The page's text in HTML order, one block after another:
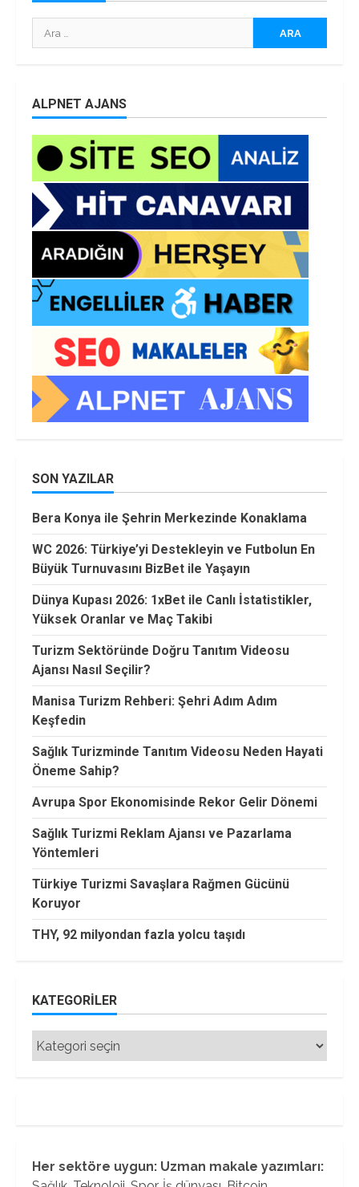
Arama:
ALPNET AJANS
SON YAZILAR
Bera Konya ile Şehrin Merkezinde Konaklama
WC 2026: Türkiye’yi Destekleyin ve Futbolun En
Büyük Turnuvasını BizBet ile Yaşayın
Dünya Kupası 2026: 1xBet ile Canlı İstatistikler,
Yüksek Oranlar ve Maç Takibi
Turizm Sektöründe Doğru Tanıtım Videosu
Ajansı Nasıl Seçilir?
Manisa Turizm Rehberi: Şehri Adım Adım
Keşfedin
Sağlık Turizminde Tanıtım Videosu Neden Hayati
Öneme Sahip?
Avrupa Spor Ekonomisinde Rekor Gelir Dönemi
Sağlık Turizmi Reklam Ajansı ve Pazarlama
Yöntemleri
Türkiye Turizmi Savaşlara Rağmen Gücünü
Koruyor
THY, 92 milyondan fazla yolcu taşıdı
KATEGORILER
Kategoriler
Her sektöre uygun: Uzman makale yazımları: